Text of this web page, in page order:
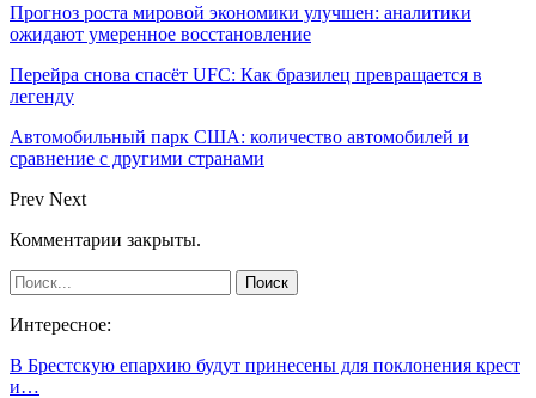
Прогноз роста мировой экономики улучшен: аналитики
ожидают умеренное восстановление
Перейра снова спасёт UFC: Как бразилец превращается в
легенду
Автомобильный парк США: количество автомобилей и
сравнение с другими странами
Prev Next
Комментарии закрыты.
Интересное:
В Брестскую епархию будут принесены для поклонения крест
и…